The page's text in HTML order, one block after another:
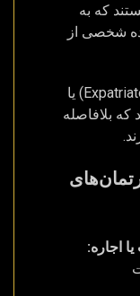
که به
شخصی از
این املاک به‌ویژه برای مهاجران (Expatriates) یا
بلافاصله
اجاره: